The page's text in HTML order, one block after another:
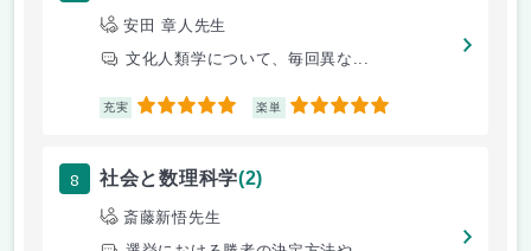
安田 章人先生
文化人類学について、毎回異な...
充実 5 楽単 5
8 社会と数理科学(2)
斎藤新悟先生